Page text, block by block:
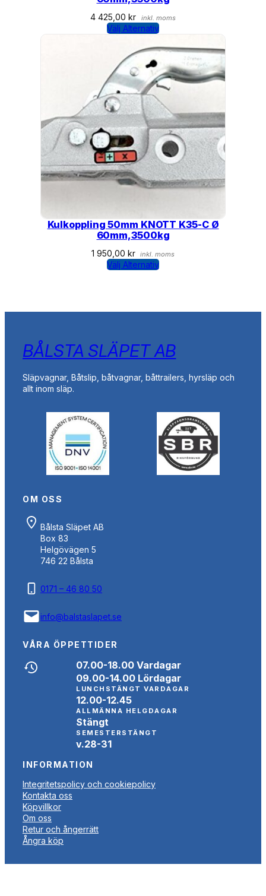
4 425,00kr inkl. moms
Välj Alternativ
Kulkoppling 50mm KNOTT K35-C Ø
60mm,3500kg
1 950,00 kr inkl. moms
Välj Alternativ
BÅLSTA SLÄPET AB
Släpvagnar, Båtslip, båtvagnar, båttrailers, hyrsläp och
allt inom släp.
OM OSS
Bålsta Släpet AB
Box 83
Helgövägen 5
746 22 Bålsta
0171 – 46 80 50
info@balstaslapet.se
VÅRA ÖPPETTIDER
07.00-18.00 Vardagar
09.00-14.00 Lördagar
LUNCHSTÄNGT VARDAGAR
12.00-12.45
ALLMÄNNA HELGDAGAR
Stängt
SEMESTERSTÄNGT
v.28-31
INFORMATION
Integritetspolicy och cookiepolicy
Kontakta oss
Köpvillkor
Om oss
Retur och ångerrätt
Ångra köp